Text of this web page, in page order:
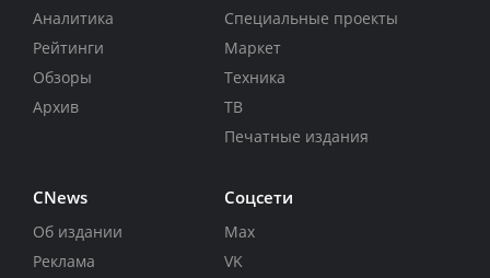
Аналитика
Рейтинги
Обзоры
Архив
Специальные проекты
Маркет
Техника
ТВ
Печатные издания
CNews
Об издании
Реклама
Соцсети
Max
VK